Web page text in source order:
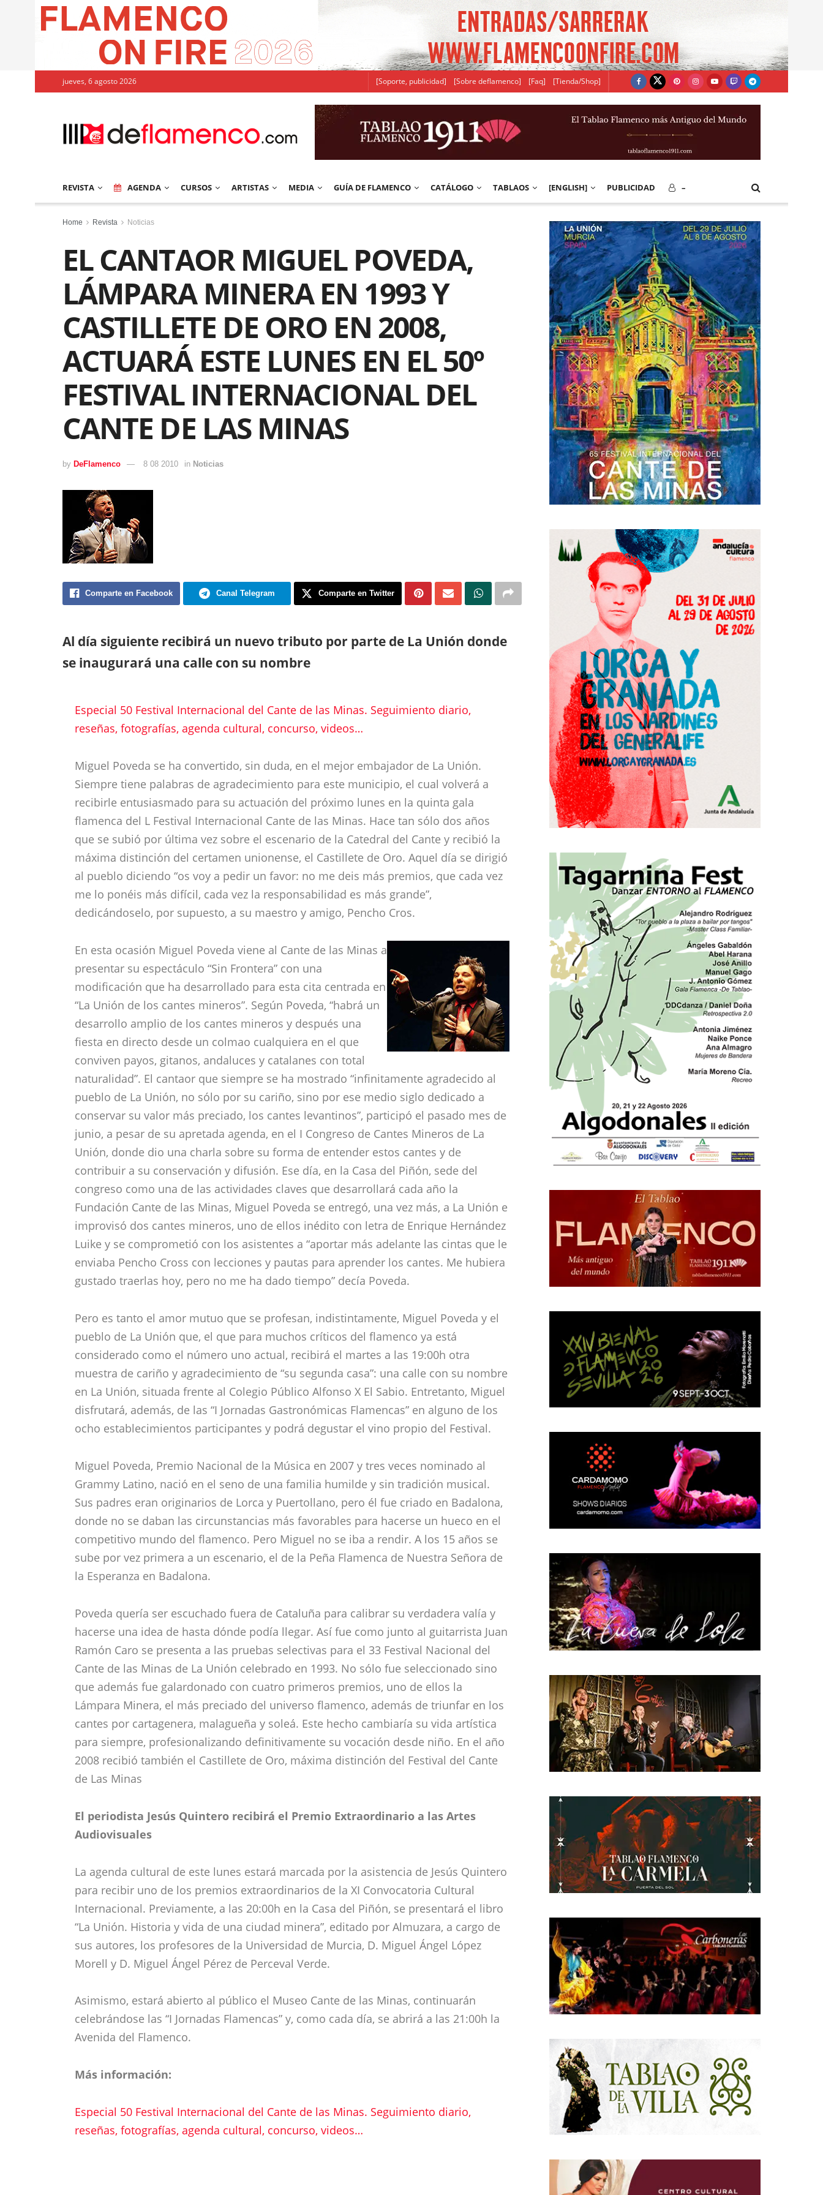
jueves, 6 agosto 2026 [Soporte, publicidad] [Sobre deflamenco] [Faq] [Tienda/Shop]
REVISTA AGENDA CURSOS ARTISTAS MEDIA GUÍA DE FLAMENCO CATÁLOGO TABLAOS [ENGLISH] PUBLICIDAD –
Home Revista Noticias
EL CANTAOR MIGUEL POVEDA,
LÁMPARA MINERA EN 1993 Y
CASTILLETE DE ORO EN 2008,
ACTUARÁ ESTE LUNES EN EL 50º
FESTIVAL INTERNACIONAL DEL
CANTE DE LAS MINAS
by DeFlamenco 8 08 2010 in Noticias
Comparte en Facebook Canal Telegram Comparte en Twitter
Al día siguiente recibirá un nuevo tributo por parte de La Unión donde
se inaugurará una calle con su nombre
Especial 50 Festival Internacional del Cante de las Minas. Seguimiento diario,
reseñas, fotografías, agenda cultural, concurso, videos…
Miguel Poveda se ha convertido, sin duda, en el mejor embajador de La Unión.
Siempre tiene palabras de agradecimiento para este municipio, el cual volverá a
recibirle entusiasmado para su actuación del próximo lunes en la quinta gala
flamenca del L Festival Internacional Cante de las Minas. Hace tan sólo dos años
que se subió por última vez sobre el escenario de la Catedral del Cante y recibió la
máxima distinción del certamen unionense, el Castillete de Oro. Aquel día se dirigió
al pueblo diciendo “os voy a pedir un favor: no me deis más premios, que cada vez
me lo ponéis más difícil, cada vez la responsabilidad es más grande”,
dedicándoselo, por supuesto, a su maestro y amigo, Pencho Cros.
En esta ocasión Miguel Poveda viene al Cante de las Minas a
presentar su espectáculo “Sin Frontera” con una
modificación que ha desarrollado para esta cita centrada en
“La Unión de los cantes mineros”. Según Poveda, “habrá un
desarrollo amplio de los cantes mineros y después una
fiesta en directo desde un colmao cualquiera en el que
conviven payos, gitanos, andaluces y catalanes con total
naturalidad”. El cantaor que siempre se ha mostrado “infinitamente agradecido al
pueblo de La Unión, no sólo por su cariño, sino por ese medio siglo dedicado a
conservar su valor más preciado, los cantes levantinos”, participó el pasado mes de
junio, a pesar de su apretada agenda, en el I Congreso de Cantes Mineros de La
Unión, donde dio una charla sobre su forma de entender estos cantes y de
contribuir a su conservación y difusión. Ese día, en la Casa del Piñón, sede del
congreso como una de las actividades claves que desarrollará cada año la
Fundación Cante de las Minas, Miguel Poveda se entregó, una vez más, a La Unión e
improvisó dos cantes mineros, uno de ellos inédito con letra de Enrique Hernández
Luike y se comprometió con los asistentes a “aportar más adelante las cintas que le
enviaba Pencho Cross con lecciones y pautas para aprender los cantes. Me hubiera
gustado traerlas hoy, pero no me ha dado tiempo” decía Poveda.
Pero es tanto el amor mutuo que se profesan, indistintamente, Miguel Poveda y el
pueblo de La Unión que, el que para muchos críticos del flamenco ya está
considerado como el número uno actual, recibirá el martes a las 19:00h otra
muestra de cariño y agradecimiento de “su segunda casa”: una calle con su nombre
en La Unión, situada frente al Colegio Público Alfonso X El Sabio. Entretanto, Miguel
disfrutará, además, de las “I Jornadas Gastronómicas Flamencas” en alguno de los
ocho establecimientos participantes y podrá degustar el vino propio del Festival.
Miguel Poveda, Premio Nacional de la Música en 2007 y tres veces nominado al
Grammy Latino, nació en el seno de una familia humilde y sin tradición musical.
Sus padres eran originarios de Lorca y Puertollano, pero él fue criado en Badalona,
donde no se daban las circunstancias más favorables para hacerse un hueco en el
competitivo mundo del flamenco. Pero Miguel no se iba a rendir. A los 15 años se
sube por vez primera a un escenario, el de la Peña Flamenca de Nuestra Señora de
la Esperanza en Badalona.
Poveda quería ser escuchado fuera de Cataluña para calibrar su verdadera valía y
hacerse una idea de hasta dónde podía llegar. Así fue como junto al guitarrista Juan
Ramón Caro se presenta a las pruebas selectivas para el 33 Festival Nacional del
Cante de las Minas de La Unión celebrado en 1993. No sólo fue seleccionado sino
que además fue galardonado con cuatro primeros premios, uno de ellos la
Lámpara Minera, el más preciado del universo flamenco, además de triunfar en los
cantes por cartagenera, malagueña y soleá. Este hecho cambiaría su vida artística
para siempre, profesionalizando definitivamente su vocación desde niño. En el año
2008 recibió también el Castillete de Oro, máxima distinción del Festival del Cante
de Las Minas
El periodista Jesús Quintero recibirá el Premio Extraordinario a las Artes
Audiovisuales
La agenda cultural de este lunes estará marcada por la asistencia de Jesús Quintero
para recibir uno de los premios extraordinarios de la XI Convocatoria Cultural
Internacional. Previamente, a las 20:00h en la Casa del Piñón, se presentará el libro
“La Unión. Historia y vida de una ciudad minera”, editado por Almuzara, a cargo de
sus autores, los profesores de la Universidad de Murcia, D. Miguel Ángel López
Morell y D. Miguel Ángel Pérez de Perceval Verde.
Asimismo, estará abierto al público el Museo Cante de las Minas, continuarán
celebrándose las “I Jornadas Flamencas” y, como cada día, se abrirá a las 21:00h la
Avenida del Flamenco.
Más información:
Especial 50 Festival Internacional del Cante de las Minas. Seguimiento diario,
reseñas, fotografías, agenda cultural, concurso, videos…